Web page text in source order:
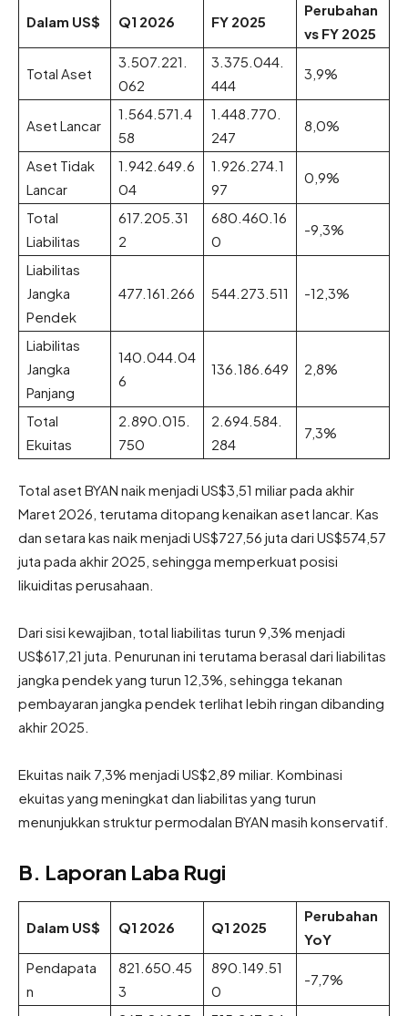
Dalam US$ Q1 2026 FY 2025
Perubahan
vs FY 2025
Total Aset
3.507.221.
062
3.375.044.
444
3,9%
Aset Lancar
1.564.571.4
58
1.448.770.
247
8,0%
Aset Tidak
Lancar
1.942.649.6
04
1.926.274.1
97
0,9%
Total
Liabilitas
617.205.31
2
680.460.16
0
-9,3%
Liabilitas
Jangka
Pendek
477.161.266 544.273.511 -12,3%
Liabilitas
Jangka
Panjang
140.044.04
6
136.186.649 2,8%
Total
Ekuitas
2.890.015.
750
2.694.584.
284
7,3%
Total aset BYAN naik menjadi US$3,51 miliar pada akhir
Maret 2026, terutama ditopang kenaikan aset lancar. Kas
dan setara kas naik menjadi US$727,56 juta dari US$574,57
juta pada akhir 2025, sehingga memperkuat posisi
likuiditas perusahaan.
Dari sisi kewajiban, total liabilitas turun 9,3% menjadi
US$617,21 juta. Penurunan ini terutama berasal dari liabilitas
jangka pendek yang turun 12,3%, sehingga tekanan
pembayaran jangka pendek terlihat lebih ringan dibanding
akhir 2025.
Ekuitas naik 7,3% menjadi US$2,89 miliar. Kombinasi
ekuitas yang meningkat dan liabilitas yang turun
menunjukkan struktur permodalan BYAN masih konservatif.
B. Laporan Laba Rugi
Dalam US$ Q1 2026 Q1 2025
Perubahan
YoY
Pendapata
n
821.650.45
3
890.149.51
0
-7,7%